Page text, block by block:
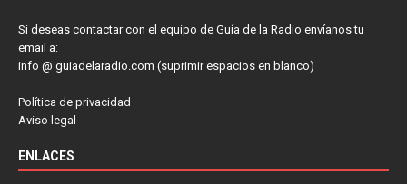
Si deseas contactar con el equipo de Guía de la Radio envíanos tu
email a:
info @ guiadelaradio.com (suprimir espacios en blanco)
Política de privacidad
Aviso legal
ENLACES